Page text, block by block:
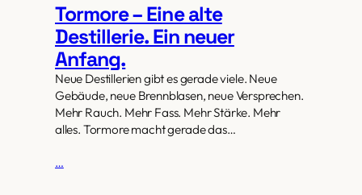
Tormore – Eine alte
Destillerie. Ein neuer
Anfang.
Neue Destillerien gibt es gerade viele. Neue
Gebäude, neue Brennblasen, neue Versprechen.
Mehr Rauch. Mehr Fass. Mehr Stärke. Mehr
alles. Tormore macht gerade das…
…